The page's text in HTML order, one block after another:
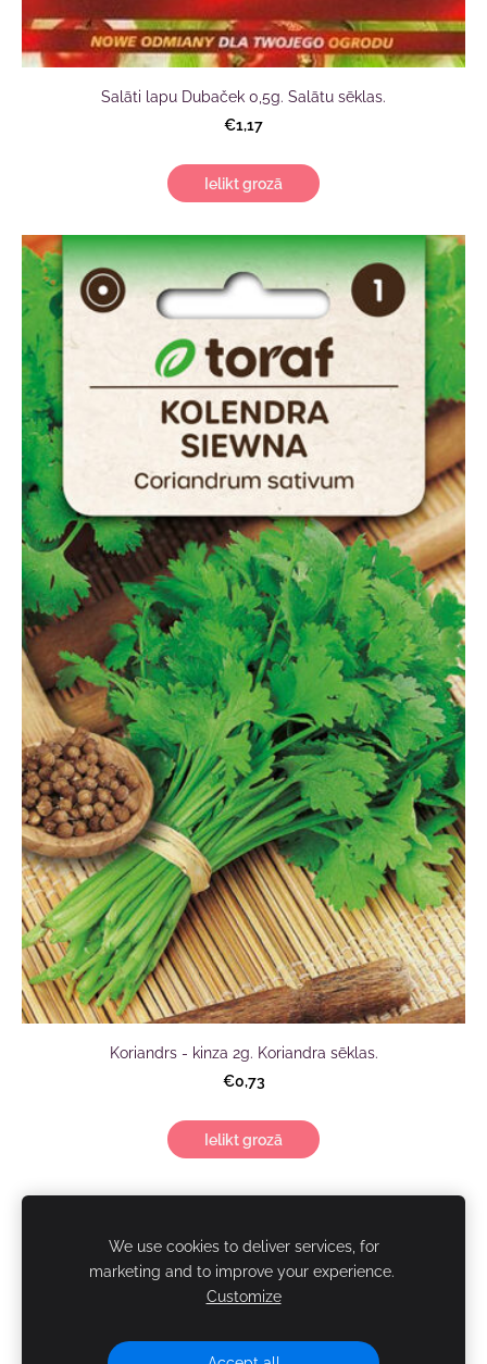
Salāti lapu Dubaček 0,5g. Salātu sēklas.
€1,17
Ielikt grozā
Koriandrs - kinza 2g. Koriandra sēklas.
€0,73
Ielikt grozā
KONTAKTI PIEGĀDE
We use cookies to deliver services, for
marketing and to improve your experience.
Customize